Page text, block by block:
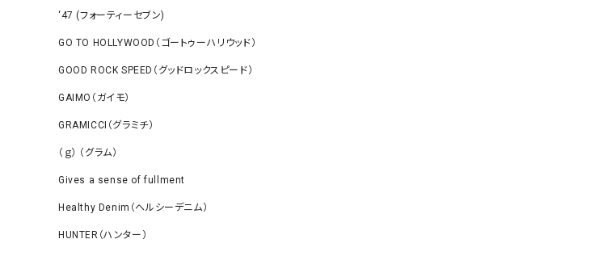
‘47 (フォーティーセブン)
GO TO HOLLYWOOD（ゴートゥーハリウッド）
GOOD ROCK SPEED（グッドロックスピード）
GAIMO（ガイモ）
GRAMICCI（グラミチ）
（ｇ） （グラム）
Gives a sense of fullment
Healthy Denim（ヘルシーデニム）
HUNTER（ハンター）